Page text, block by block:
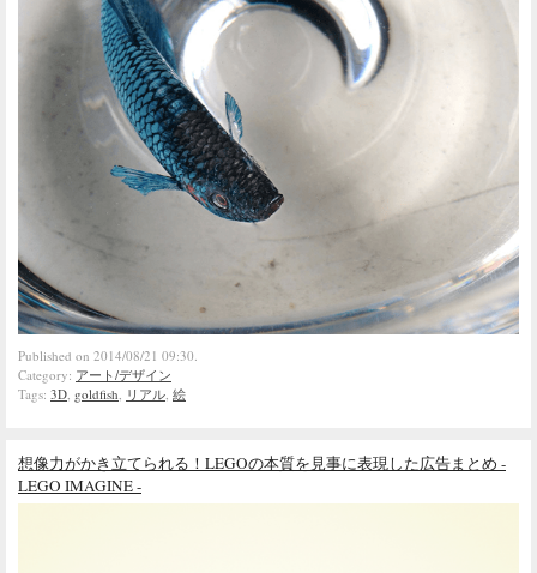
Published on 2014/08/21 09:30.
Category: アート/デザイン
Tags: 3D, goldfish, リアル, 絵
想像力がかき立てられる！LEGOの本質を見事に表現した広告まとめ -
LEGO IMAGINE -